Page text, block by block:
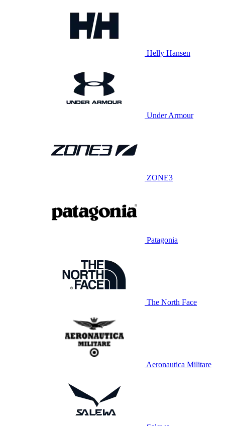
Helly Hansen
Under Armour
ZONE3
Patagonia
The North Face
Aeronautica Militare